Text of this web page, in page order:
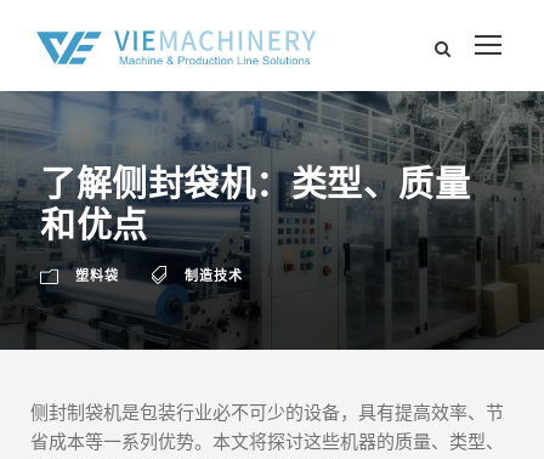
了解侧封袋机：类型、质量
和优点
塑料袋 制造技术
侧封制袋机是包装行业必不可少的设备，具有提高效率、节
省成本等一系列优势。本文将探讨这些机器的质量、类型、